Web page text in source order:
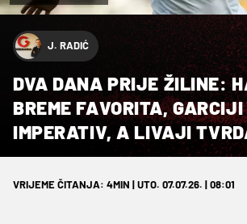
J. RADIĆ
DVA DANA PRIJE ŽILINE:
BREME FAVORITA, GARCIJI
IMPERATIV, A LIVAJI
VRIJEME ČITANJA: 4MIN | UTO. 07.07.26. | 08:01